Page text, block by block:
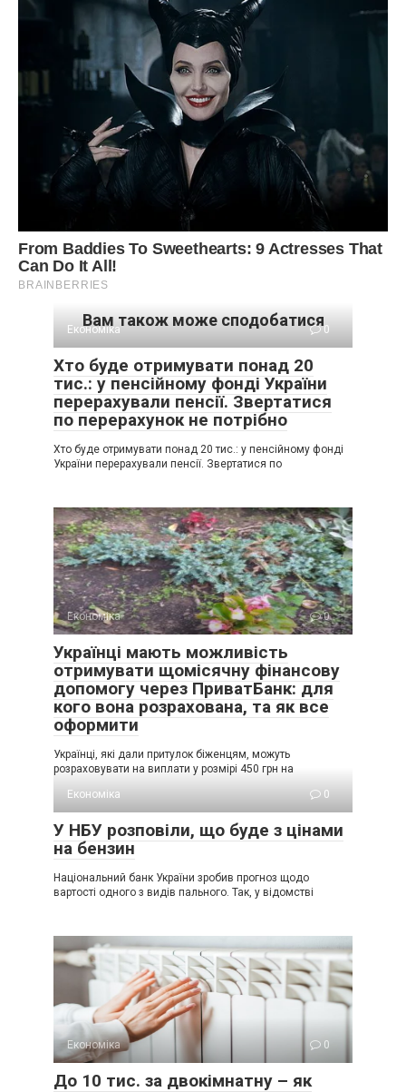
Вам також може сподобатися
Економіка 0
Хто буде отримувати понад 20
тис.: у пенсійному фонді України
перерахували пенсії. Звертатися
по перерахунок не потрібно
Хто буде отримувати понад 20 тис.: у пенсійному фонді
України перерахували пенсії. Звертатися по
Економіка 0
Українці мають можливість
отримувати щомісячну фінансову
допомогу через ПриватБанк: для
кого вона розрахована, та як все
оформити
Українці, які дали притулок біженцям, можуть
розраховувати на виплати у розмірі 450 грн на
Економіка
0
У НБУ розповіли, що буде з цінами
на бензин
Національний банк України зробив прогноз щодо
вартості одного з видів пального. Так, у відомстві
Економіка 0
До 10 тис. за двокімнатну – як